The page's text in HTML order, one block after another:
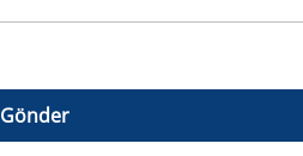
Gönder